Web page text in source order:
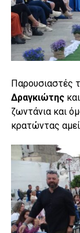
Παρουσιαστές
Δραγκιώτης
ζωντάνια και
κρατώντας